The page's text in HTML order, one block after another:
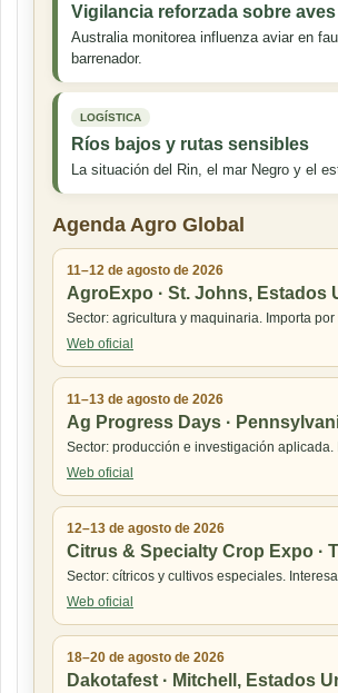
Vigilancia reforzada sobre
Australia monitorea influenza aviar en
barrenador.
LOGÍSTICA
Ríos bajos y rutas sensibles
La situación del Rin, el mar Negro y el
Agenda Agro Global
11–12 de agosto de 2026
AgroExpo · St. Johns, Estados
Sector: agricultura y maquinaria. Importa
Web oficial
11–13 de agosto de 2026
Ag Progress Days ·
Sector: producción e investigación
Web oficial
12–13 de agosto de 2026
Citrus & Specialty Crop Expo ·
Sector: cítricos y cultivos especiales.
Web oficial
18–20 de agosto de 2026
Dakotafest · Mitchell, Estados